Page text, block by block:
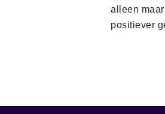
alleen maar
positiever